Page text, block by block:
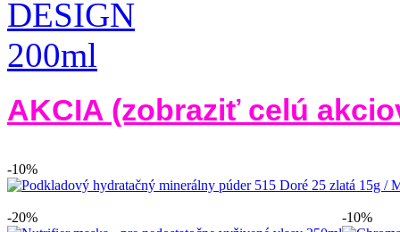
AKCIA (zobraziť celú
-10%
-20% -10%